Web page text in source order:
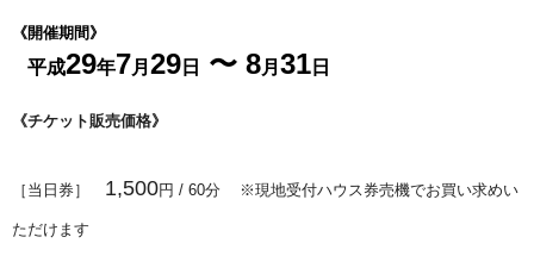
《開催期間》
平成29年7月 29 日 〜 8月 31 日
《チケット販売価格》
［当日券］ 1,500円 / 60分 ※現地受付ハウス券売機でお買い求めい
ただけます